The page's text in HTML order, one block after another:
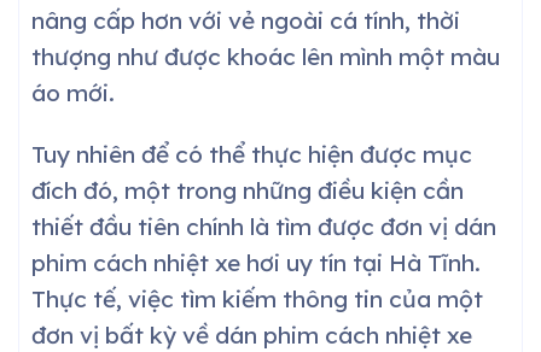
nâng cấp hơn với vẻ ngoài cá tính, thời
thượng như được khoác lên mình một màu
áo mới.
Tuy nhiên để có thể thực hiện được mục
đích đó, một trong những điều kiện cần
thiết đầu tiên chính là tìm được đơn vị dán
phim cách nhiệt xe hơi uy tín tại Hà Tĩnh.
Thực tế, việc tìm kiếm thông tin của một
đơn vị bất kỳ về dán phim cách nhiệt xe